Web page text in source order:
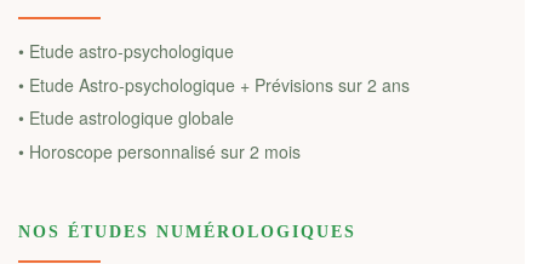
• Etude astro-psychologique
• Etude Astro-psychologique + Prévisions sur 2 ans
• Etude astrologique globale
• Horoscope personnalisé sur 2 mois
NOS ÉTUDES NUMÉROLOGIQUES